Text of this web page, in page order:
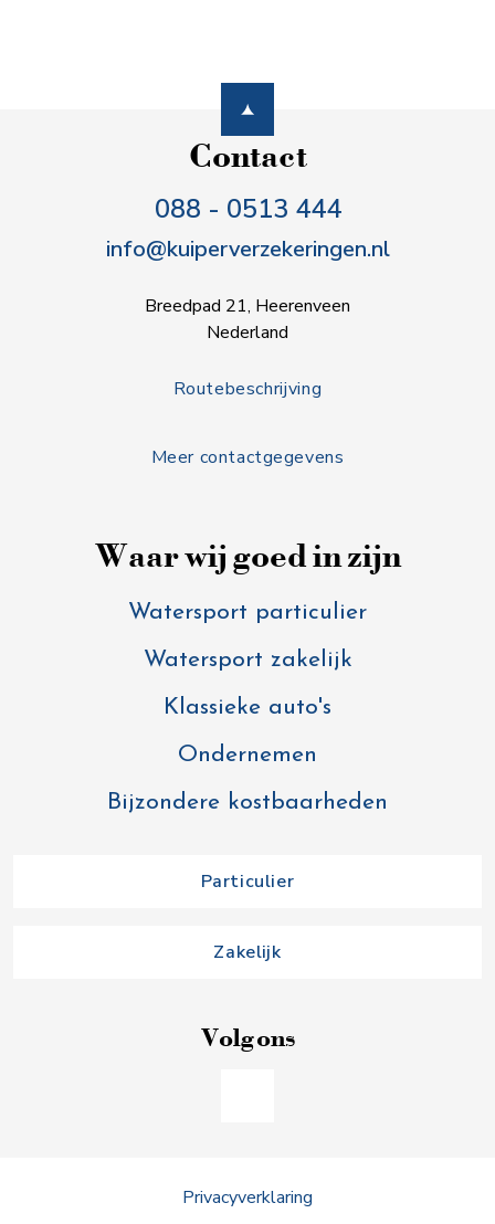
Waar wij goed in zijn
Watersport particulier
Watersport zakelijk
Klassieke auto's
Ondernemen
Bijzondere kostbaarheden
Particulier
Zakelijk
Volg ons
Contact
088 - 0513 444
info@kuiperverzekeringen.nl
Breedpad 21, Heerenveen
Nederland
Routebeschrijving
Meer contactgegevens
Privacyverklaring